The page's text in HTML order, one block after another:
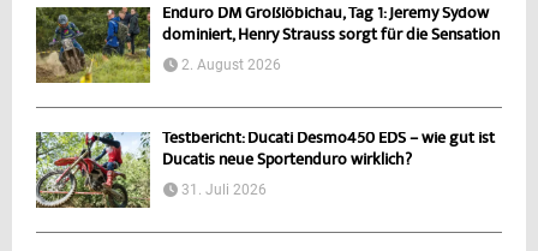
Enduro DM Großlöbichau, Tag 1: Jeremy Sydow
dominiert, Henry Strauss sorgt für die Sensation
2. August 2026
Testbericht: Ducati Desmo450 EDS – wie gut ist
Ducatis neue Sportenduro wirklich?
31. Juli 2026